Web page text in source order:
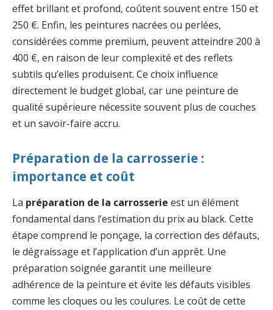
effet brillant et profond, coûtent souvent entre 150 et
250 €. Enfin, les peintures nacrées ou perlées,
considérées comme premium, peuvent atteindre 200 à
400 €, en raison de leur complexité et des reflets
subtils qu’elles produisent. Ce choix influence
directement le budget global, car une peinture de
qualité supérieure nécessite souvent plus de couches
et un savoir-faire accru.
Préparation de la carrosserie :
importance et coût
La préparation de la carrosserie est un élément
fondamental dans l’estimation du prix au black. Cette
étape comprend le ponçage, la correction des défauts,
le dégraissage et l’application d’un apprêt. Une
préparation soignée garantit une meilleure
adhérence de la peinture et évite les défauts visibles
comme les cloques ou les coulures. Le coût de cette